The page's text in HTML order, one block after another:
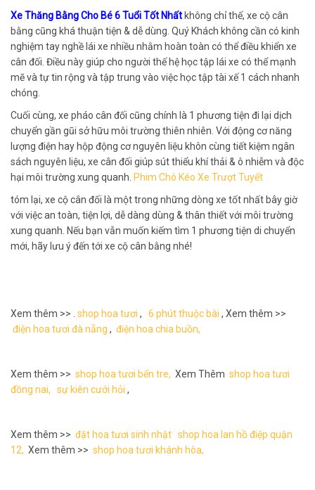
Xe Thăng Bằng Cho Bé 6 Tuổi Tốt Nhất không chỉ thế, xe cộ cân
bằng cũng khá thuận tiện & dễ dùng. Quý Khách không cần có kinh
nghiệm tay nghề lái xe nhiều nhằm hoàn toàn có thể điều khiển xe
cân đối. Điều này giúp cho người thế hệ học tập lái xe có thể mạnh
mẽ và tự tin rộng và tập trung vào việc học tập tài xế 1 cách nhanh
chóng.
Cuối cùng, xe pháo cân đối cũng chính là 1 phương tiện đi lại dịch
chuyển gần gũi sở hữu môi trường thiên nhiên. Với động cơ năng
lượng điện hay hộp động cơ nguyên liệu khôn cùng tiết kiệm ngân
sách nguyên liệu, xe cân đối giúp sút thiểu khí thải & ô nhiễm và độc
hại môi trường xung quanh. Phim Chó Kéo Xe Trượt Tuyết
tóm lại, xe cộ cân đối là một trong những dòng xe tốt nhất bây giờ
với việc an toàn, tiện lợi, dễ dàng dùng & thân thiết với môi trường
xung quanh. Nếu bạn vẫn muốn kiếm tìm 1 phương tiện di chuyển
mới, hãy lưu ý đến tới xe cộ cân bằng nhé!
Xem thêm >> . shop hoa tươi , 6 phút thuộc bài , Xem thêm >>
điện hoa tươi đà nẵng , điện hoa chia buồn,
Xem thêm >> shop hoa tươi bến tre, Xem Thêm shop hoa tươi
đồng nai,
sự kiên cưới hỏi ,
Xem thêm >> đặt hoa tươi sinh nhật shop hoa lan hồ điệp quận
12, Xem thêm >> shop hoa tươi khánh hòa,